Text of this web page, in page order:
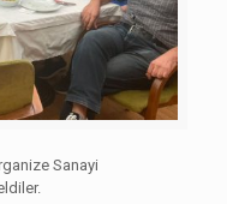
Sanayi